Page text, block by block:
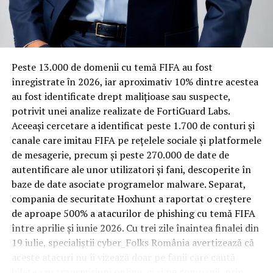
Rotația rapidă a oaspeților cere
materiale rezistente
Spre diferență de o locuință obișnuită, o cameră de hotel
trece printr-un ciclu de utilizare intensă: oaspeți diferiți,
bagaje trase pe roți, curățenie zilnică, uneori mai multe
rezervări consecutive în aceeași săptămână. Această
frecvență ridicată de utilizare pune presiune reală pe
orice suprafață, iar pardoseala este printre primele
elemente afectate vizibil, mai ales în zona din jurul
patului și a ușii de acces.
În etapa de renovare sau construcție, administratorii
care iau în calcul mocheta trafic intenspentru zonele
cu rotație mare reduc riscul de uzură prematură și de
decolorare vizibilă în punctele de trecere frecventă. Este
o decizie care ține mai puțin de stil și mai mult de
Peste 13.000 de domenii cu temă FIFA au fost
înregistrate ȋn 2026, iar aproximativ 10% dintre acestea
au fost identificate drept malițioase sau suspecte,
potrivit unei analize realizate de FortiGuard Labs.
Aceeași cercetare a identificat peste 1.700 de conturi și
canale care imitau FIFA pe rețelele sociale și platformele
de mesagerie, precum și peste 270.000 de date de
autentificare ale unor utilizatori și fani, descoperite în
baze de date asociate programelor malware. Separat,
compania de securitate Hoxhunt a raportat o creștere
de aproape 500% a atacurilor de phishing cu temă FIFA
între aprilie și iunie 2026. Cu trei zile înaintea finalei din
19 iulie, specialiștii cyber_Folks România avertizează că